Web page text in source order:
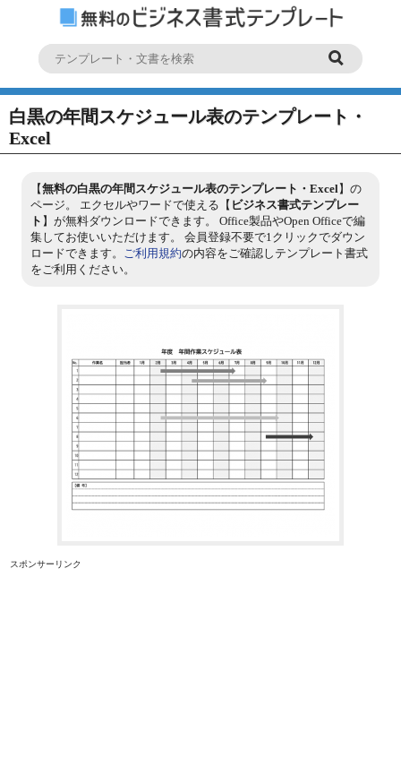
白黒の年間スケジュール表のテンプレート・
Excel
【無料の白黒の年間スケジュール表のテンプレート・Excel】の
ページ。 エクセルやワードで使える【 ビジネス書式テンプレー
ト 】が無料ダウンロードできます。 Office製品やOpen Officeで編
集してお使いいただけます。 会員登録不要で1クリックでダウン
ロードできます。 ご利用規約の内容をご確認しテンプレート書式
をご利用ください。
スポンサーリンク